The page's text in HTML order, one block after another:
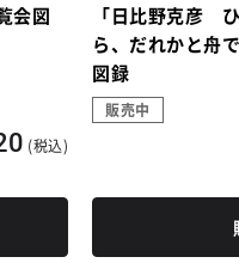
会図
(税込)
「日比野克彦
ら、だれかと舟
図録
販売中